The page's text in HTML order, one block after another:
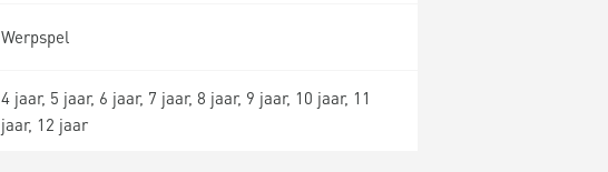
Werpspel
4 jaar, 5 jaar, 6 jaar, 7 jaar, 8 jaar, 9 jaar, 10 jaar, 11
jaar, 12 jaar